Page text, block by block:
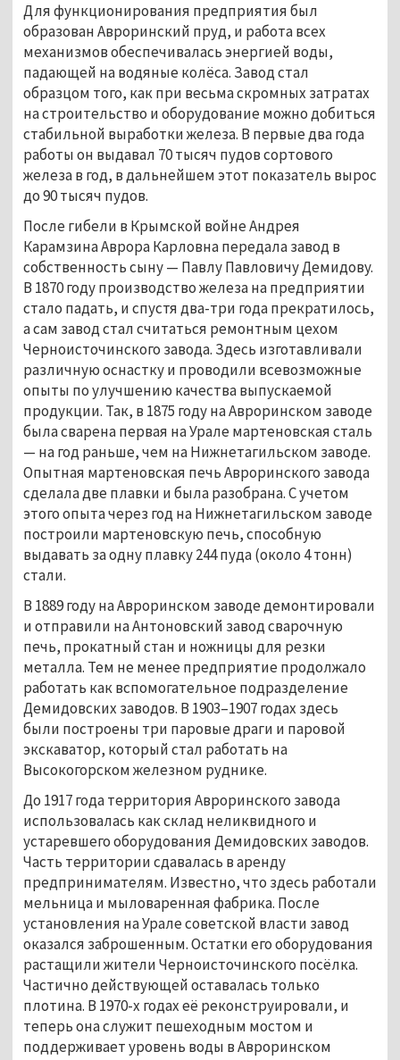
Для функционирования предприятия был
образован Авроринский пруд, и работа всех
механизмов обеспечивалась энергией воды,
падающей на водяные колёса. Завод стал
образцом того, как при весьма скромных затратах
на строительство и оборудование можно добиться
стабильной выработки железа. В первые два года
работы он выдавал 70 тысяч пудов сортового
железа в год, в дальнейшем этот показатель вырос
до 90 тысяч пудов.
После гибели в Крымской войне Андрея
Карамзина Аврора Карловна передала завод в
собственность сыну — Павлу Павловичу Демидову.
В 1870 году производство железа на предприятии
стало падать, и спустя два-три года прекратилось,
а сам завод стал считаться ремонтным цехом
Черноисточинского завода. Здесь изготавливали
различную оснастку и проводили всевозможные
опыты по улучшению качества выпускаемой
продукции. Так, в 1875 году на Авроринском заводе
была сварена первая на Урале мартеновская сталь
— на год раньше, чем на Нижнетагильском заводе.
Опытная мартеновская печь Авроринского завода
сделала две плавки и была разобрана. С учетом
этого опыта через год на Нижнетагильском заводе
построили мартеновскую печь, способную
выдавать за одну плавку 244 пуда (около 4 тонн)
стали.
В 1889 году на Авроринском заводе демонтировали
и отправили на Антоновский завод сварочную
печь, прокатный стан и ножницы для резки
металла. Тем не менее предприятие продолжало
работать как вспомогательное подразделение
Демидовских заводов. В 1903–1907 годах здесь
были построены три паровые драги и паровой
экскаватор, который стал работать на
Высокогорском железном руднике.
До 1917 года территория Авроринского завода
использовалась как склад неликвидного и
устаревшего оборудования Демидовских заводов.
Часть территории сдавалась в аренду
предпринимателям. Известно, что здесь работали
мельница и мыловаренная фабрика. После
установления на Урале советской власти завод
оказался заброшенным. Остатки его оборудования
растащили жители Черноисточинского посёлка.
Частично действующей оставалась только
плотина. В 1970-х годах её реконструировали, и
теперь она служит пешеходным мостом и
поддерживает уровень воды в Авроринском